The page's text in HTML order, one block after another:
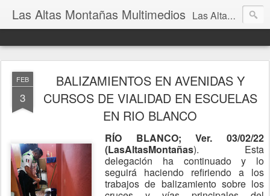
Las Altas Montañas Multimedios Las Altas Montañas Multimedios
FEB
3
BALIZAMIENTOS EN AVENIDAS Y
CURSOS DE VIALIDAD EN ESCUELAS
EN RIO BLANCO
RÍO BLANCO; Ver. 03/02/22
(LasAltasMontañas). Esta
delegación ha continuado y lo
seguirá haciendo refiriendo a los
trabajos de balizamiento sobre los